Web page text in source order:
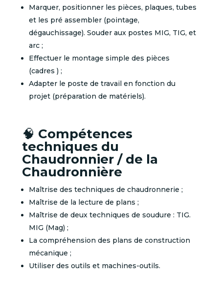
Marquer, positionner les pièces, plaques, tubes
et les pré assembler (pointage,
dégauchissage). Souder aux postes MIG, TIG, et
arc ;
Effectuer le montage simple des pièces
(cadres ) ;
Adapter le poste de travail en fonction du
projet (préparation de matériels).
🧠 Compétences
techniques du
Chaudronnier / de la
Chaudronnière
Maîtrise des techniques de chaudronnerie ;
Maîtrise de la lecture de plans ;
Maîtrise de deux techniques de soudure : TIG.
MIG (Mag) ;
La compréhension des plans de construction
mécanique ;
Utiliser des outils et machines-outils.